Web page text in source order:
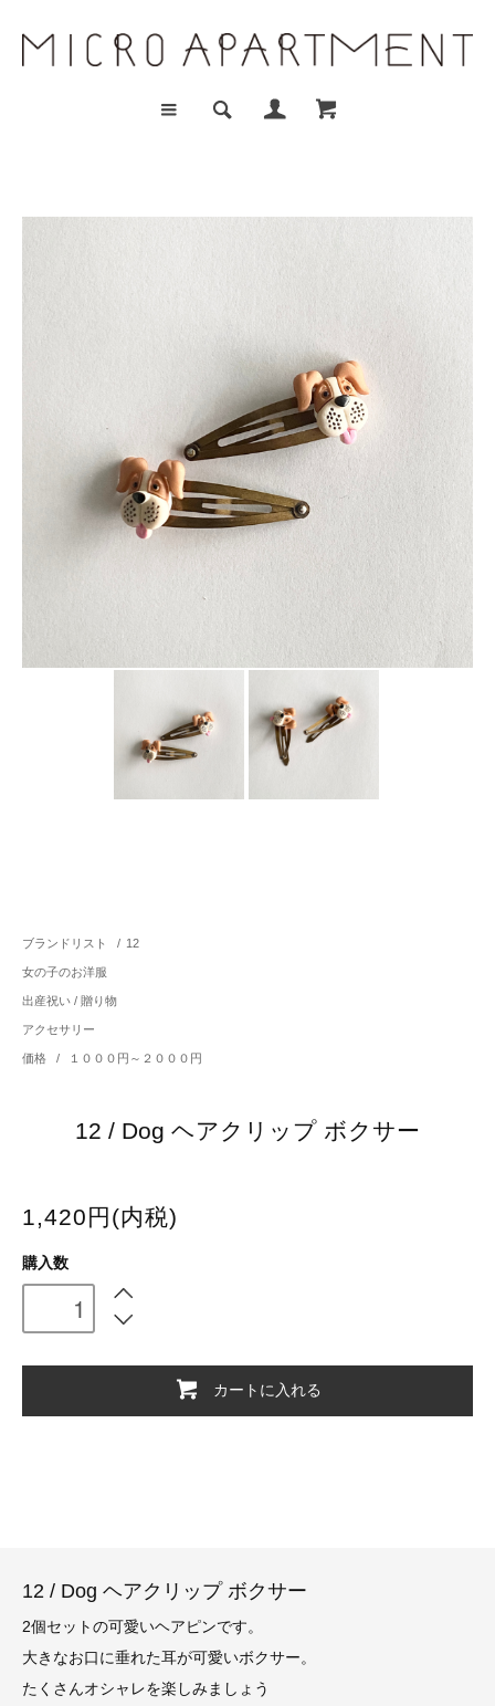
ブランドリスト / 12
女の子のお洋服
出産祝い / 贈り物
アクセサリー
価格 / １０００円～２０００円
12 / Dog ヘアクリップ ボクサー
1,420円(内税)
購入数
カートに入れる
12 / Dog ヘアクリップ ボクサー
2個セットの可愛いヘアピンです。
大きなお口に垂れた耳が可愛いボクサー。
たくさんオシャレを楽しみましょう